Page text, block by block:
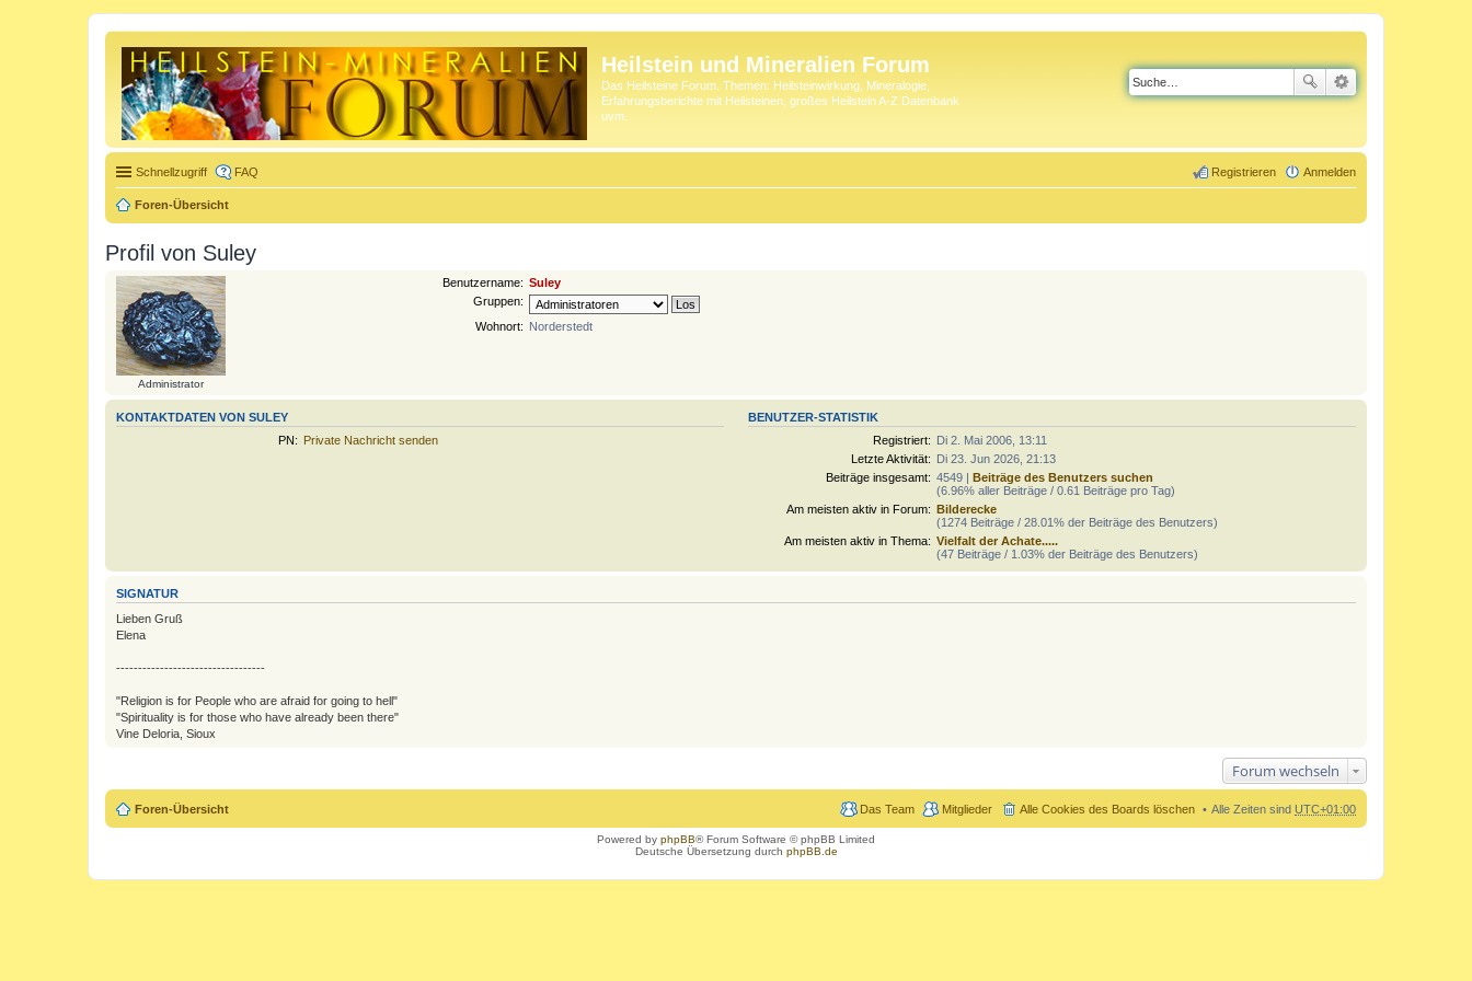
Heilstein und Mineralien Forum
Das Heilsteine Forum. Themen: Heilsteinwirkung, Mineralogie,
Erfahrungsberichte mit Heilsteinen, großes Heilstein A-Z Datenbank
uvm.
Schnellzugriff FAQ Anmelden
Registrieren
Foren-Übersicht
Profil von Suley
Administrator
Benutzername: Suley
Gruppen:
Wohnort: Norderstedt
KONTAKTDATEN VON SULEY
PN: Private Nachricht senden
BENUTZER-STATISTIK
Registriert: Di 2. Mai 2006, 13:11
Letzte Aktivität: Di 23. Jun 2026, 21:13
Beiträge insgesamt: 4549 | Beiträge des Benutzers suchen
(6.96% aller Beiträge / 0.61 Beiträge pro Tag)
Am meisten aktiv in Forum: Bilderecke
(1274 Beiträge / 28.01% der Beiträge des Benutzers)
Am meisten aktiv in Thema: Vielfalt der Achate.....
(47 Beiträge / 1.03% der Beiträge des Benutzers)
SIGNATUR
Lieben Gruß
Elena
----------------------------------
"Religion is for People who are afraid for going to hell"
"Spirituality is for those who have already been there"
Vine Deloria, Sioux
Forum wechseln
Foren-Übersicht Alle Zeiten sind UTC+01:00
Alle Cookies des Boards löschen
Mitglieder
Das Team
Powered by phpBB® Forum Software © phpBB Limited
Deutsche Übersetzung durch phpBB.de